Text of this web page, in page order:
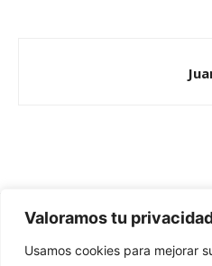
Valoramos tu
Usamos cookies para mejorar
Redes Cristianas
Una mirada alternativa sobre la